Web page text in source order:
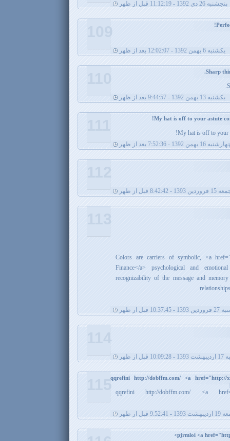
پنجشنبه 26 دی 1392 - 11:12:19 قبل از ظهر
يکشنبه 6 بهمن 1392 - 12:02:07 بعد از ظهر
109
يکشنبه 13 بهمن 1392 - 9:44:57 بعد از ظهر
110
My hat is off to your
16 بهمن 1392 - 7:52:36 بعد از ظهر
فروردین 1393 - 8:42:42 قبل از ظهر
112
Colors are carriers of symbolic, <a
Finance</a> psychological and
recognizability of the message and
قبل از ظهر
113
از ظهر
114
qqrefini http://dobffm.com/ <a href="http://
qqrefini http://dobffm.com/ <a
- 9:52:41 قبل از ظهر
115